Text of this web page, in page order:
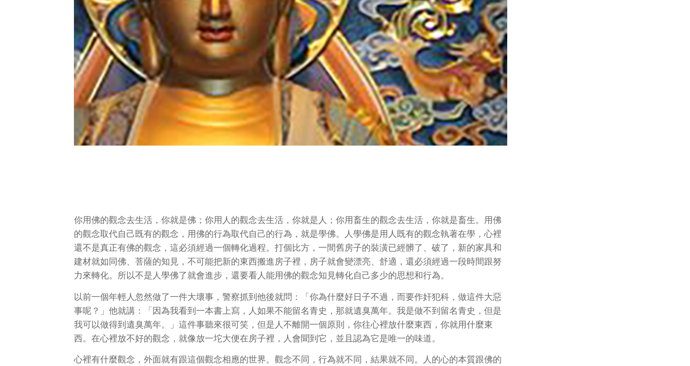
你用佛的觀念去生活，你就是佛；你用人的觀念去生活，你就是人；你用畜生的觀念去生活，你就是畜生。用佛
的觀念取代自己既有的觀念，用佛的行為取代自己的行為，就是學佛。人學佛是用人既有的觀念執著在學，心裡
還不是真正有佛的觀念，這必須經過一個轉化過程。打個比方，一間舊房子的裝潢已經髒了、破了，新的家具和
建材就如同佛、菩薩的知見，不可能把新的東西搬進房子裡，房子就會變漂亮、舒適，還必須經過一段時間跟努
力來轉化。所以不是人學佛了就會進步，還要看人能用佛的觀念知見轉化自己多少的思想和行為。
以前一個年輕人忽然做了一件大壞事，警察抓到他後就問：「你為什麼好日子不過，而要作奸犯科，做這件大惡
事呢？」他就講：「因為我看到一本書上寫，人如果不能留名青史，那就遺臭萬年。我是做不到留名青史，但是
我可以做得到遺臭萬年。」這件事聽來很可笑，但是人不離開一個原則，你往心裡放什麼東西，你就用什麼東
西。在心裡放不好的觀念，就像放一坨大便在房子裡，人會聞到它，並且認為它是唯一的味道。
心裡有什麼觀念，外面就有跟這個觀念相應的世界。觀念不同，行為就不同，結果就不同。人的心的本質跟佛的